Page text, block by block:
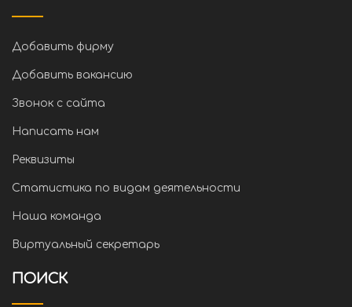
Добавить фирму
Добавить вакансию
Звонок с сайта
Написать нам
Реквизиты
Статистика по видам деятельности
Наша команда
Виртуальный секретарь
ПОИСК